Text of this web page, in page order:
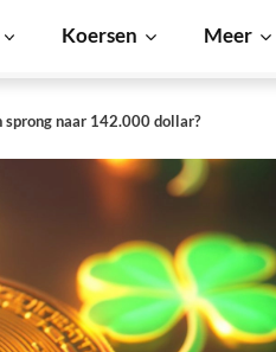
Koersen Meer
sprong naar 142.000 dollar?